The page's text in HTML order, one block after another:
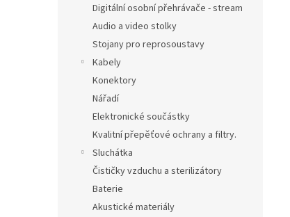
Digitální osobní přehrávače - stream
Audio a video stolky
Stojany pro reprosoustavy
Kabely
Konektory
Nářadí
Elektronické součástky
Kvalitní přepěťové ochrany a filtry.
Sluchátka
Čističky vzduchu a sterilizátory
Baterie
Akustické materiály